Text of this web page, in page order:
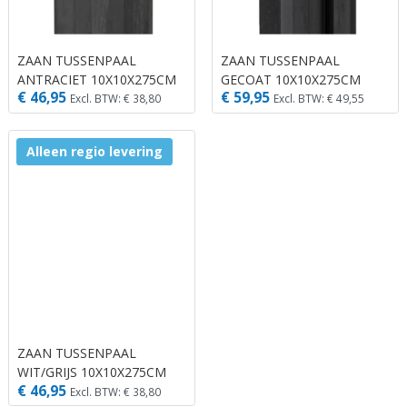
ZAAN TUSSENPAAL
ANTRACIET 10X10X275CM
€ 46,95 Excl. BTW: € 38,80
ZAAN TUSSENPAAL
GECOAT 10X10X275CM
€ 59,95 Excl. BTW: € 49,55
Alleen regio levering
ZAAN TUSSENPAAL
WIT/GRIJS 10X10X275CM
€ 46,95 Excl. BTW: € 38,80